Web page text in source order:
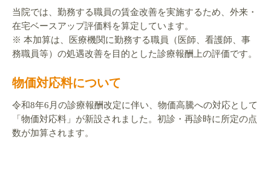
当院では、勤務する職員の賃金改善を実施するため、外来・
在宅ベースアップ評価料を算定しています。
※ 本加算は、医療機関に勤務する職員（医師、看護師、事
務職員等）の処遇改善を目的とした診療報酬上の評価です。
物価対応料について
令和8年6月の診療報酬改定に伴い、物価高騰への対応として
「物価対応料」が新設されました。初診・再診時に所定の点
数が加算されます。